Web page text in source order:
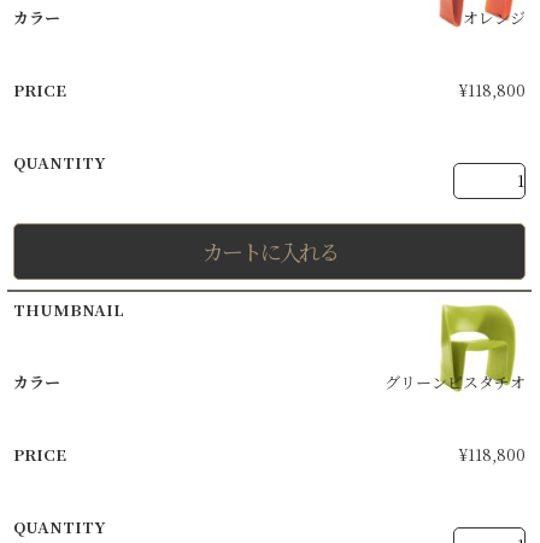
オレンジ
¥118,800
カートに入れる
グリーンピスタチオ
¥118,800